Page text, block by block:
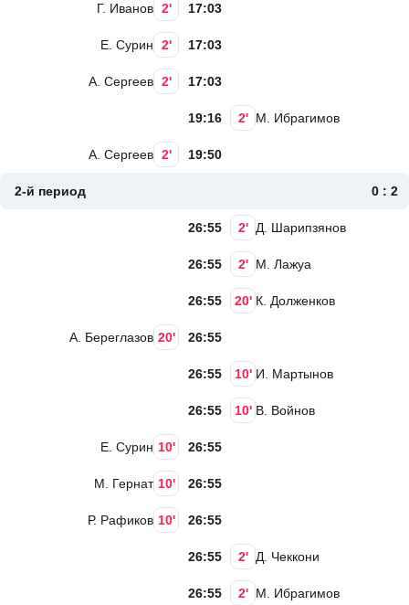
2'
Г. Иванов 17:03
2'
Е. Сурин 17:03
2'
А. Сергеев 17:03
2' М. Ибрагимов
19:16
2'
А. Сергеев 19:50
2-й период 0 : 2
2' Д. Шарипзянов
26:55
2' М. Лажуа
26:55
20' К. Долженков
26:55
20'
А. Береглазов 26:55
10' И. Мартынов
26:55
10' В. Войнов
26:55
10'
Е. Сурин 26:55
10'
М. Гернат 26:55
10'
Р. Рафиков 26:55
2' Д. Чеккони
26:55
2' М. Ибрагимов
26:55